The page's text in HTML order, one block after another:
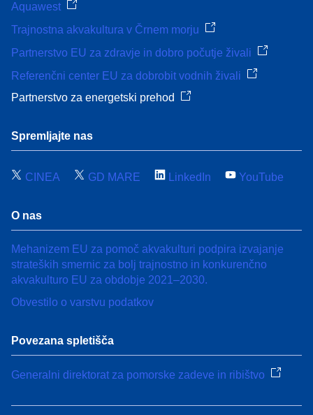
Aquawest
Trajnostna akvakultura v Črnem morju
Partnerstvo EU za zdravje in dobro počutje živali
Referenčni center EU za dobrobit vodnih živali
Partnerstvo za energetski prehod
Spremljajte nas
CINEA GD MARE LinkedIn YouTube
O nas
Mehanizem EU za pomoč akvakulturi podpira izvajanje
strateških smernic za bolj trajnostno in konkurenčno
akvakulturo EU za obdobje 2021–2030.
Obvestilo o varstvu podatkov
Povezana spletišča
Generalni direktorat za pomorske zadeve in ribištvo